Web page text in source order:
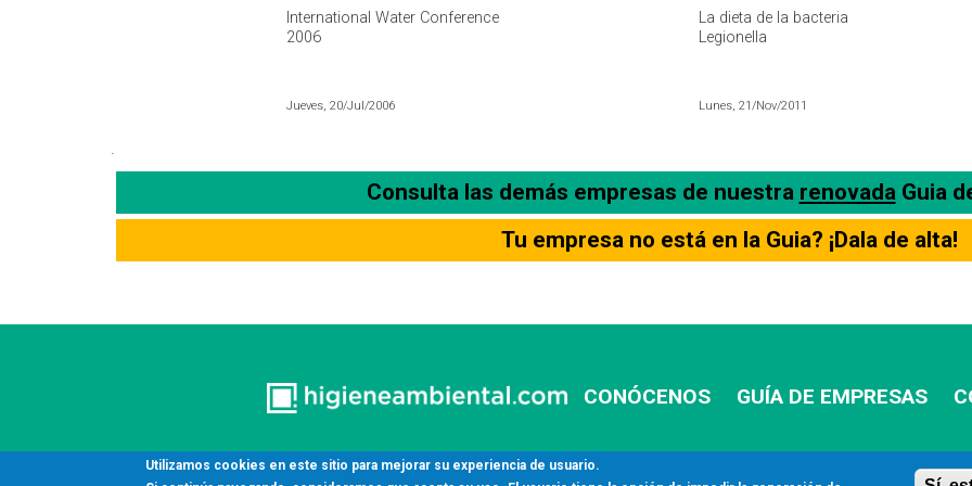
Y LEGIONELLA
International Water Conference
2006
Jueves, 20/Jul/2006
Y LEGIONELLA
La dieta de la bacteria
Legionella
Lunes, 21/Nov/2011
.
Consulta las demás empresas de nuestra renovadaGuia
Tu empresa no está en la Guia? ¡Dala de alta!
CONÓCENOS GUÍA DE EMPRESAS
Utilizamos cookies en este sitio para mejorar su experiencia de usuario.